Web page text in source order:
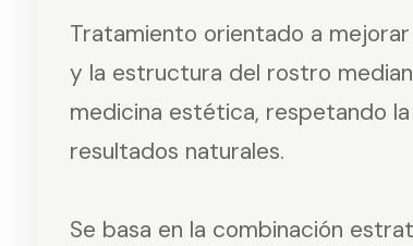
Tratamiento orientado a
y la estructura del rostro
medicina estética, respetando
resultados naturales.
Se basa en la combinación